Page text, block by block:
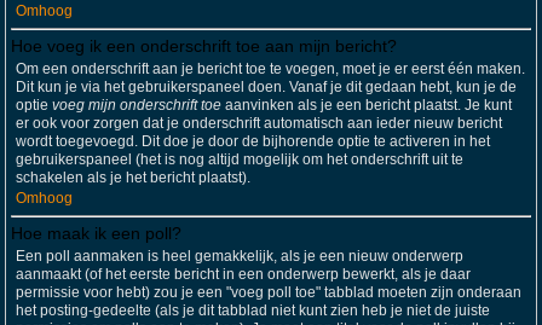
Omhoog
Hoe voeg ik een onderschrift toe aan mijn bericht?
Om een onderschrift aan je bericht toe te voegen, moet je er eerst één maken.
Dit kun je via het gebruikerspaneel doen. Vanaf je dit gedaan hebt, kun je de
optie voeg mijn onderschrift toe aanvinken als je een bericht plaatst. Je kunt
er ook voor zorgen dat je onderschrift automatisch aan ieder nieuw bericht
wordt toegevoegd. Dit doe je door de bijhorende optie te activeren in het
gebruikerspaneel (het is nog altijd mogelijk om het onderschrift uit te
schakelen als je het bericht plaatst).
Omhoog
Hoe maak ik een poll?
Een poll aanmaken is heel gemakkelijk, als je een nieuw onderwerp
aanmaakt (of het eerste bericht in een onderwerp bewerkt, als je daar
permissie voor hebt) zou je een "voeg poll toe" tabblad moeten zijn onderaan
het posting-gedeelte (als je dit tabblad niet kunt zien heb je niet de juiste